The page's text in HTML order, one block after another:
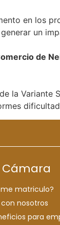
en los
un
de
la Variante
Cámara
matriculo?
nosotros
para